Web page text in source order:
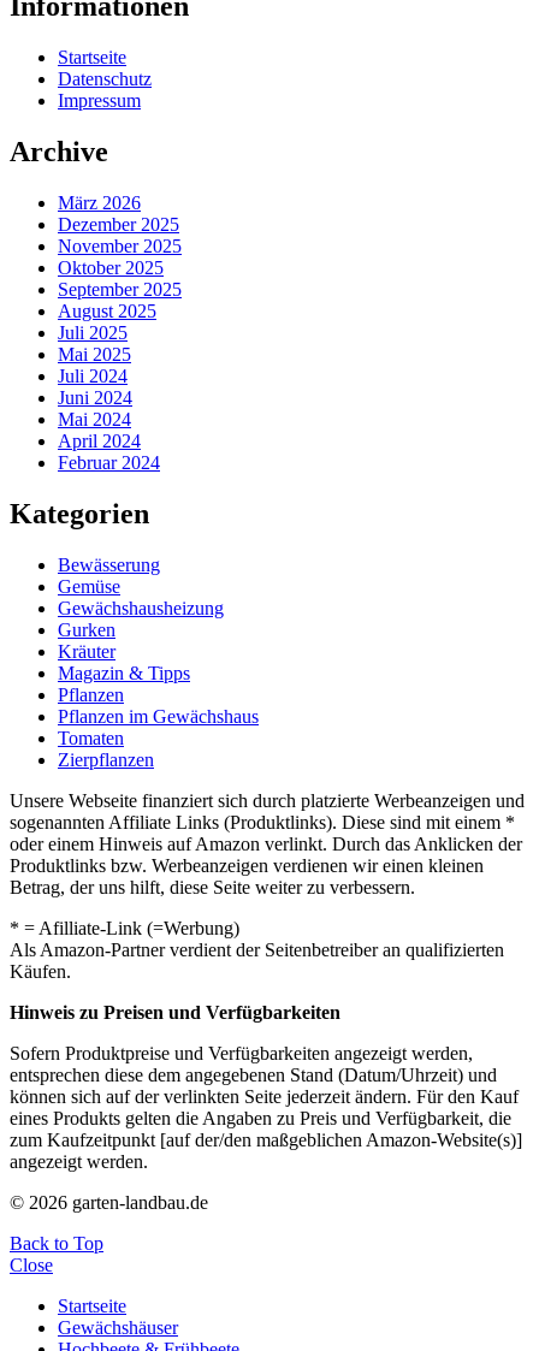
Startseite
Datenschutz
Impressum
Archive
März 2026
Dezember 2025
November 2025
Oktober 2025
September 2025
August 2025
Juli 2025
Mai 2025
Juli 2024
Juni 2024
Mai 2024
April 2024
Februar 2024
Kategorien
Bewässerung
Gemüse
Gewächshausheizung
Gurken
Kräuter
Magazin & Tipps
Pflanzen
Pflanzen im Gewächshaus
Tomaten
Zierpflanzen
Unsere Webseite finanziert sich durch platzierte Werbeanzeigen und
sogenannten Affiliate Links (Produktlinks). Diese sind mit einem *
oder einem Hinweis auf Amazon verlinkt. Durch das Anklicken der
Produktlinks bzw. Werbeanzeigen verdienen wir einen kleinen
Betrag, der uns hilft, diese Seite weiter zu verbessern.
* = Afilliate-Link (=Werbung)
Als Amazon-Partner verdient der Seitenbetreiber an qualifizierten
Käufen.
Hinweis zu Preisen und Verfügbarkeiten
Sofern Produktpreise und Verfügbarkeiten angezeigt werden,
entsprechen diese dem angegebenen Stand (Datum/Uhrzeit) und
können sich auf der verlinkten Seite jederzeit ändern. Für den Kauf
eines Produkts gelten die Angaben zu Preis und Verfügbarkeit, die
zum Kaufzeitpunkt [auf der/den maßgeblichen Amazon-Website(s)]
angezeigt werden.
© 2026 garten-landbau.de
Back to Top
Close
Startseite
Gewächshäuser